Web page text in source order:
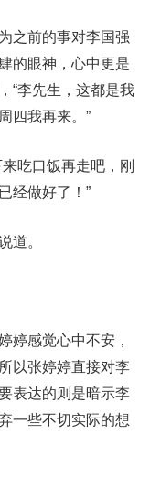
之前的事对李国强
的眼神，心中更是
“李先生，这都是我
四我再来。”
吃口饭再走吧，刚
经做好了！”
道。
婷感觉心中不安，
以张婷婷直接对李
表达的则是暗示李
一些不切实际的想